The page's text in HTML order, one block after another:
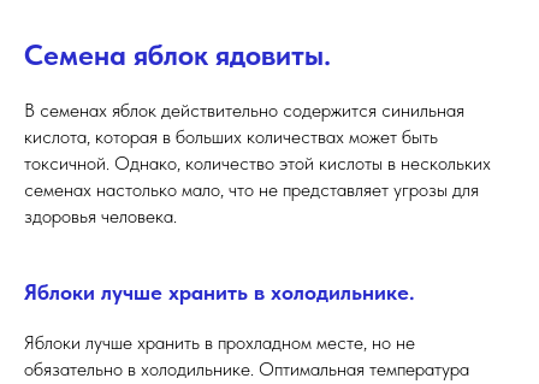
Семена яблок ядовиты.
В семенах яблок действительно содержится синильная
кислота, которая в больших количествах может быть
токсичной. Однако, количество этой кислоты в нескольких
семенах настолько мало, что не представляет угрозы для
здоровья человека.
Яблоки лучше хранить в холодильнике.
Яблоки лучше хранить в прохладном месте, но не
обязательно в холодильнике. Оптимальная температура